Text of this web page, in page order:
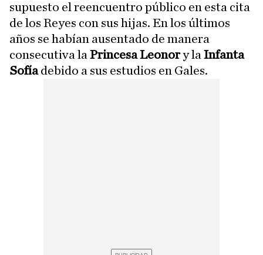
supuesto el reencuentro público en esta cita
de los Reyes con sus hijas. En los últimos
años se habían ausentado de manera
consecutiva la Princesa Leonory la Infanta
Sofíadebido a sus estudios en Gales.